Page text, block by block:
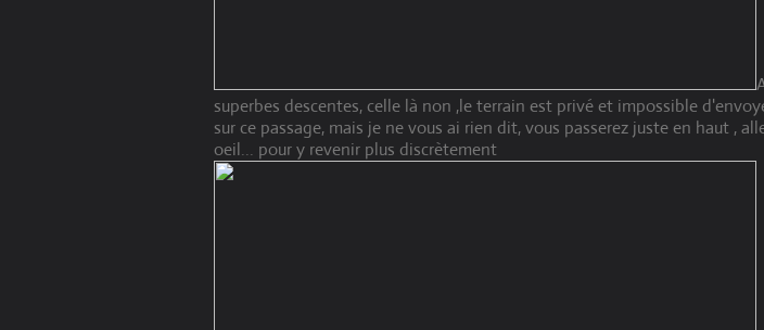
superbes descentes, celle là non ,le terrain est privé et impossible
sur ce passage, mais je ne vous ai rien dit, vous passerez juste en haut ,
oeil... pour y revenir plus discrètement